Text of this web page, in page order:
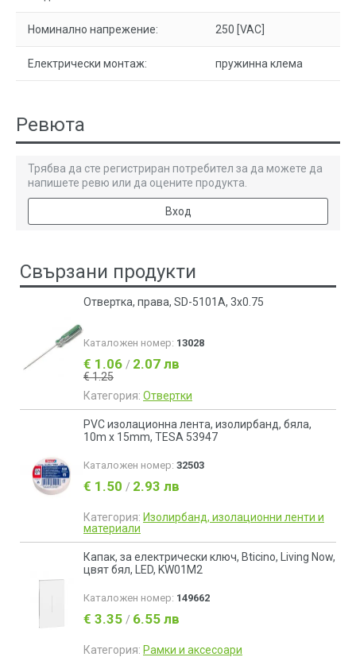
Номинално напрежение: 250 [VAC]
Електрически монтаж: пружинна клема
Ревюта
Трябва да сте регистриран потребител за да можете да
напишете ревю или да оцените продукта.
Вход
Свързани продукти
Отвертка, права, SD-5101A, 3x0.75
Каталожен номер: 13028
€ 1.06 / 2.07 лв
€ 1.25
Категория: Отвертки
PVC изолационна лента, изолирбанд, бяла,
10m x 15mm, TESA 53947
Каталожен номер: 32503
€ 1.50 / 2.93 лв
Категория: Изолирбанд, изолационни ленти и
материали
Капак, за електрически ключ, Bticino, Living Now,
цвят бял, LED, KW01M2
Каталожен номер: 149662
€ 3.35 / 6.55 лв
Категория: Рамки и аксесоари